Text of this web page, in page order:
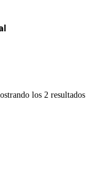
los 2 resultados